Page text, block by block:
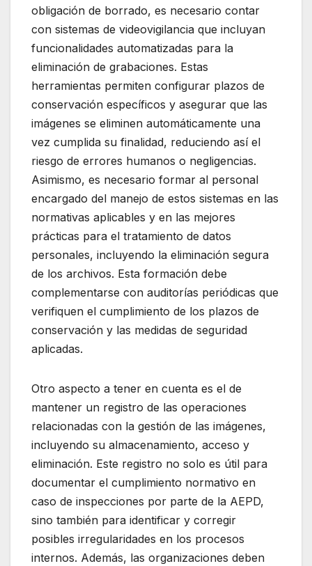
obligación de borrado, es necesario contar
con sistemas de videovigilancia que incluyan
funcionalidades automatizadas para la
eliminación de grabaciones. Estas
herramientas permiten configurar plazos de
conservación específicos y asegurar que las
imágenes se eliminen automáticamente una
vez cumplida su finalidad, reduciendo así el
riesgo de errores humanos o negligencias.
Asimismo, es necesario formar al personal
encargado del manejo de estos sistemas en las
normativas aplicables y en las mejores
prácticas para el tratamiento de datos
personales, incluyendo la eliminación segura
de los archivos. Esta formación debe
complementarse con auditorías periódicas que
verifiquen el cumplimiento de los plazos de
conservación y las medidas de seguridad
aplicadas.
Otro aspecto a tener en cuenta es el de
mantener un registro de las operaciones
relacionadas con la gestión de las imágenes,
incluyendo su almacenamiento, acceso y
eliminación. Este registro no solo es útil para
documentar el cumplimiento normativo en
caso de inspecciones por parte de la AEPD,
sino también para identificar y corregir
posibles irregularidades en los procesos
internos. Además, las organizaciones deben